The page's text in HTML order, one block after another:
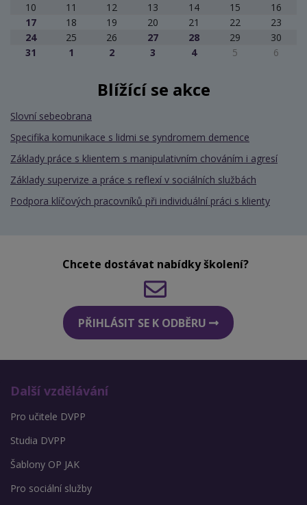
10
11 12 13 14 15
16
17
18 19 20 21 22
23
24
25 26 27 28 29
30
31
1 2 3 4 5 6
Blížící se akce
Slovní sebeobrana
Specifika komunikace s lidmi se syndromem demence
Základy práce s klientem s manipulativním chováním i agresí
Základy supervize a práce s reflexí v sociálních službách
Podpora klíčových pracovníků při individuální práci s klienty
Chcete dostávat nabídky školení?
PŘIHLÁSIT SE K ODBĚRU
Další vzdělávání
Pro učitele DVPP
Studia DVPP
Šablony OP JAK
Pro sociální služby